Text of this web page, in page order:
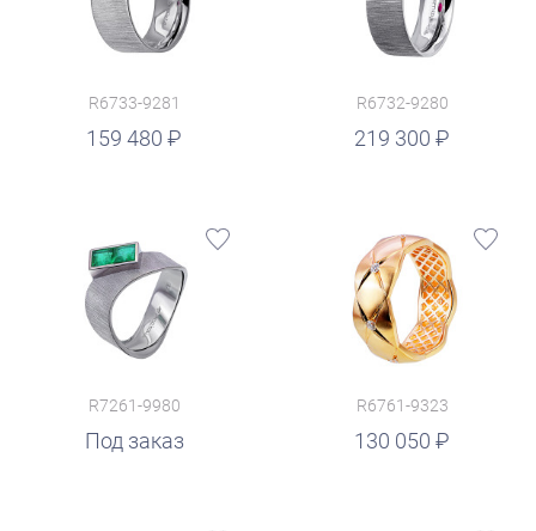
R6733-9281
159 480
R6732-9280
219 300
руб.
R7261-9980
Под заказ
R6761-9323
130 050
руб.